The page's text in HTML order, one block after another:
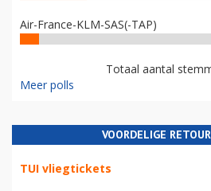
Air-France-KLM-SAS(-TAP)
Totaal aantal
Meer polls
VOORDELIGE
TUI vliegtickets